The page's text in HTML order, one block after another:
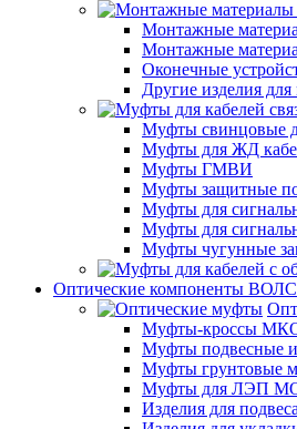
Монтажные
Монтажные
Оконечные
Другие изделия
Муфты свинцовые
Муфты для ЖД
Муфты ГМВИ
Муфты защитные
Муфты для
Муфты для
Муфты чугунные
Оптические компоненты ВОЛС
Муфты-кроссы
Муфты подвесные
Муфты грунтовые
Муфты для ЛЭП
Изделия для